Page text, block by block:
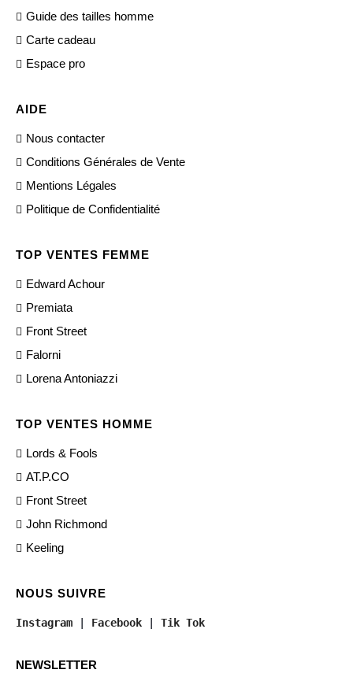
Guide des tailles homme
Carte cadeau
Espace pro
AIDE
Nous contacter
Conditions Générales de Vente
Mentions Légales
Politique de Confidentialité
TOP VENTES FEMME
Edward Achour
Premiata
Front Street
Falorni
Lorena Antoniazzi
TOP VENTES HOMME
Lords & Fools
AT.P.CO
Front Street
John Richmond
Keeling
NOUS SUIVRE
Instagram | Facebook | Tik Tok
NEWSLETTER